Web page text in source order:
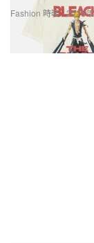
Fashion 時裝 2025